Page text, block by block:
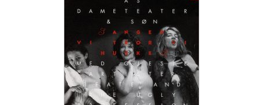
innspillingene i Kongshavn Studios,
øst for Kristiansand. I tillegg til Rasch
og Bjørnstad selv, medvirket et
musikalsk stjernelag; Rolf Kristensen
(gitar), Ole Kelly Kvamme (bass), Tom
Rudi Torjussen (trommer), Marin
Stallemo Bakke (hardingfele, fiolin) og
Hilde Norbakken (kor).